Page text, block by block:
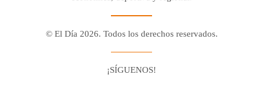
© El Día 2026. Todos los derechos reservados.
¡SÍGUENOS!